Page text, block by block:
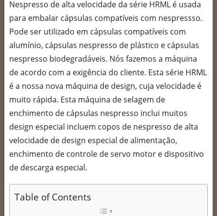
Nespresso de alta velocidade da série HRML é usada
para embalar cápsulas compatíveis com nespressso.
Pode ser utilizado em cápsulas compatíveis com
alumínio, cápsulas nespresso de plástico e cápsulas
nespresso biodegradáveis. Nós fazemos a máquina
de acordo com a exigência do cliente. Esta série HRML
é a nossa nova máquina de design, cuja velocidade é
muito rápida. Esta máquina de selagem de
enchimento de cápsulas nespresso inclui muitos
design especial incluem copos de nespresso de alta
velocidade de design especial de alimentação,
enchimento de controle de servo motor e dispositivo
de descarga especial.
Table of Contents